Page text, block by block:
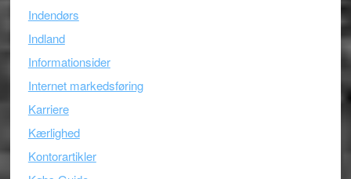
Indendørs
Indland
Informationsider
Internet markedsføring
Karriere
Kærlighed
Kontorartikler